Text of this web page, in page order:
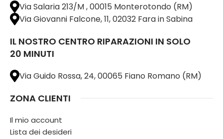
Via Salaria 213/M , 00015 Monterotondo (RM)
Via Giovanni Falcone, 11, 02032 Fara in Sabina
IL NOSTRO CENTRO RIPARAZIONI IN SOLO
20 MINUTI
Via Guido Rossa, 24, 00065 Fiano Romano (RM)
ZONA CLIENTI
Il mio account
Lista dei desideri